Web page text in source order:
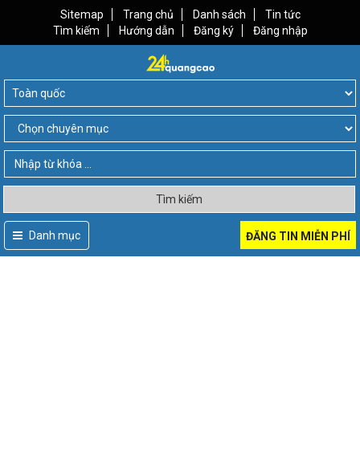
Sitemap Trang chủ Danh sách
Tin tức
Tìm kiếm
Hướng dẫn Đăng ký Đăng nhập
Tìm kiếm
Danh mục ĐĂNG TIN MIỄN PHÍ